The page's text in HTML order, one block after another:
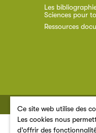
Ce site web utilise des
Les cookies nous
d’offrir des
Les
Sciences pour
Ressources
© 2026 SNE